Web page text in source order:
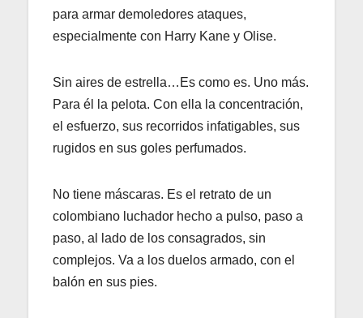
para armar demoledores ataques,
especialmente con Harry Kane y Olise.
Sin aires de estrella…Es como es. Uno más.
Para él la pelota. Con ella la concentración,
el esfuerzo, sus recorridos infatigables, sus
rugidos en sus goles perfumados.
No tiene máscaras. Es el retrato de un
colombiano luchador hecho a pulso, paso a
paso, al lado de los consagrados, sin
complejos. Va a los duelos armado, con el
balón en sus pies.